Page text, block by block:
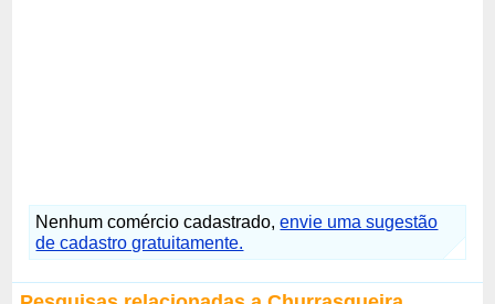
Nenhum comércio cadastrado,envie uma sugestão
de cadastro gratuitamente.